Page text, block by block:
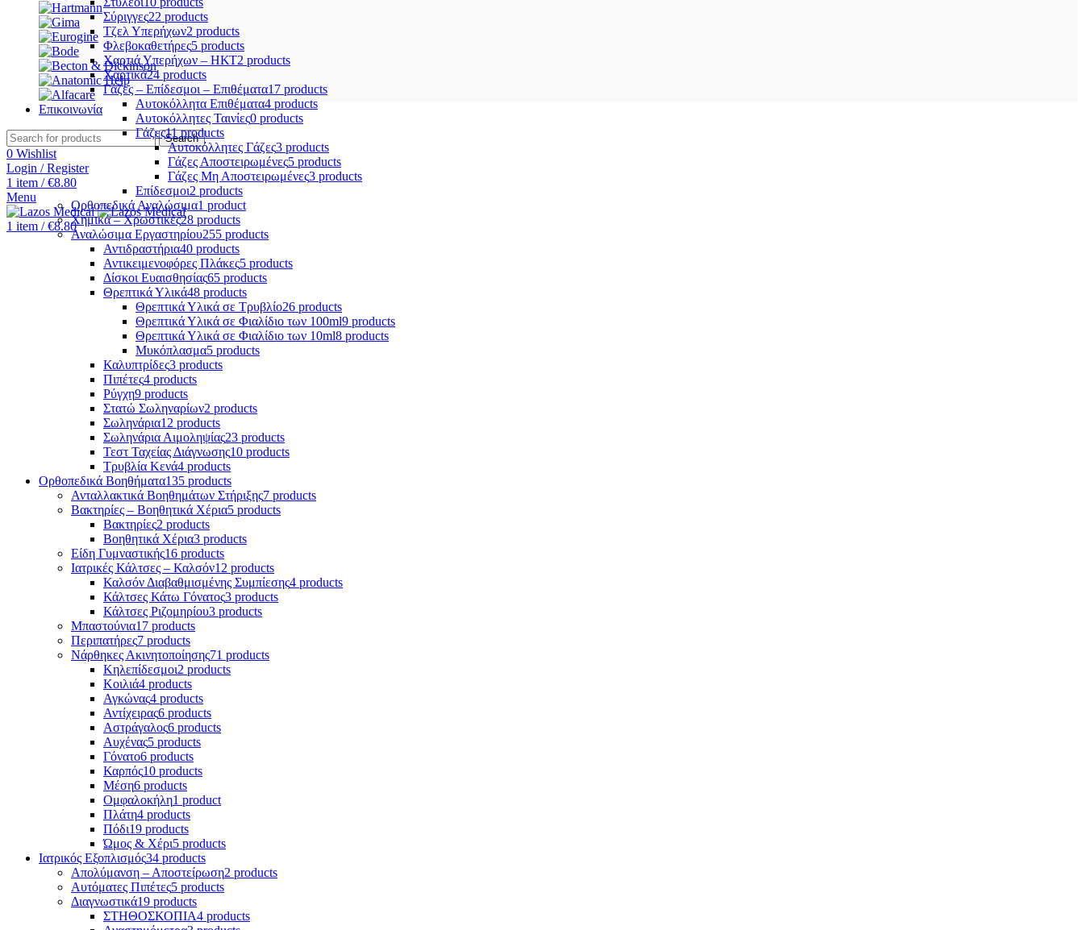
Επικοινωνία
Search
0 Wishlist
Login / Register
1 item / €8.80
Menu
1 item / €8.80
Σύριγγες22 products
Τζελ Υπερήχων2 products
Φλεβοκαθετήρες5 products
Χαρτιά Υπερήχων – ΗΚΤ2 products
Χαρτικά24 products
Γάζες – Επίδεσμοι – Επιθέματα17 products
Αυτοκόλλητα Επιθέματα4 products
Αυτοκόλλητες Ταινίες0 products
Γάζες11 products
Αυτοκόλλητες Γάζες3 products
Γάζες Αποστειρωμένες5 products
Γάζες Μη Αποστειρωμένες3 products
Επίδεσμοι2 products
Ορθοπεδικά Αναλώσιμα1 product
Χημικά – Χρωστικές28 products
Αναλώσιμα Εργαστηρίου255 products
Αντιδραστήρια40 products
Αντικειμενοφόρες Πλάκες5 products
Δίσκοι Ευαισθησίας65 products
Θρεπτικά Υλικά48 products
Θρεπτικά Υλικά σε Τρυβλίο26 products
Θρεπτικά Υλικά σε Φιαλίδιο των 100ml9 products
Θρεπτικά Υλικά σε Φιαλίδιο των 10ml8 products
Μυκόπλασμα5 products
Καλυπτρίδες3 products
Πιπέτες4 products
Ρύγχη9 products
Στατώ Σωληναρίων2 products
Σωληνάρια12 products
Σωληνάρια Αιμοληψίας23 products
Τεστ Ταχείας Διάγνωσης10 products
Τρυβλία Κενά4 products
Ορθοπεδικά Βοηθήματα135 products
Ανταλλακτικά Βοηθημάτων Στήριξης7 products
Βακτηρίες – Βοηθητικά Χέρια5 products
Βακτηρίες2 products
Βοηθητικά Χέρια3 products
Είδη Γυμναστικής16 products
Ιατρικές Κάλτσες – Καλσόν12 products
Καλσόν Διαβαθμισμένης Συμπίεσης4 products
Κάλτσες Κάτω Γόνατος3 products
Κάλτσες Ριζομηρίου3 products
Μπαστούνια17 products
Περιπατήρες7 products
Νάρθηκες Ακινητοποίησης71 products
Κηλεπίδεσμοι2 products
Κοιλιά4 products
Αγκώνας4 products
Αντίχειρας6 products
Αστράγαλος6 products
Αυχένας5 products
Γόνατο6 products
Καρπός10 products
Μέση6 products
Ομφαλοκήλη1 product
Πλάτη4 products
Πόδι19 products
Ώμος & Χέρι5 products
Ιατρικός Εξοπλισμός34 products
Απολύμανση – Αποστείρωση2 products
Αυτόματες Πιπέτες5 products
Διαγνωστικά19 products
ΣΤΗΘΟΣΚΟΠΙΑ4 products